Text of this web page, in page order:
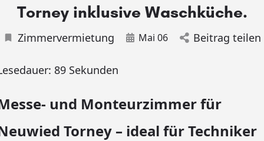
Torney inklusive Waschküche.
Zimmervermietung Mai 06 Beitrag teilen
89 Sekunden
und Monteurzimmer für
Torney – ideal für Techniker